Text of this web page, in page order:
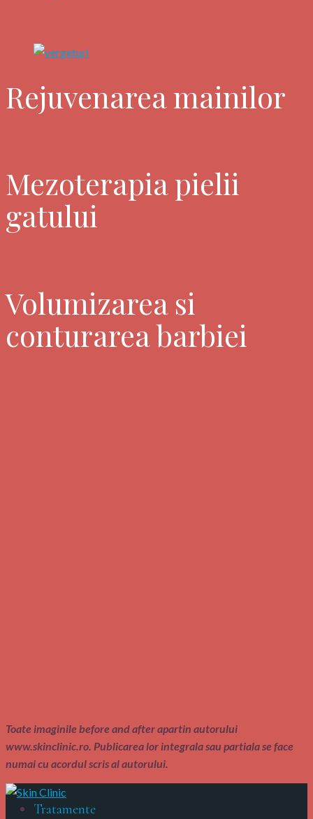
Rejuvenarea mainilor
Mezoterapia pielii
gatului
Volumizarea si
conturarea barbiei
Toate imaginile before and after apartin autorului
www.skinclinic.ro. Publicarea lor integrala sau partiala se face
numai cu acordul scris al autorului.
Tratamente